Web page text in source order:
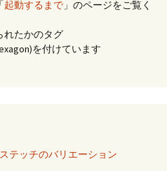
起動するまで 」のページをご覧く
たかのタグ
を付けています
テッチのバリエーション